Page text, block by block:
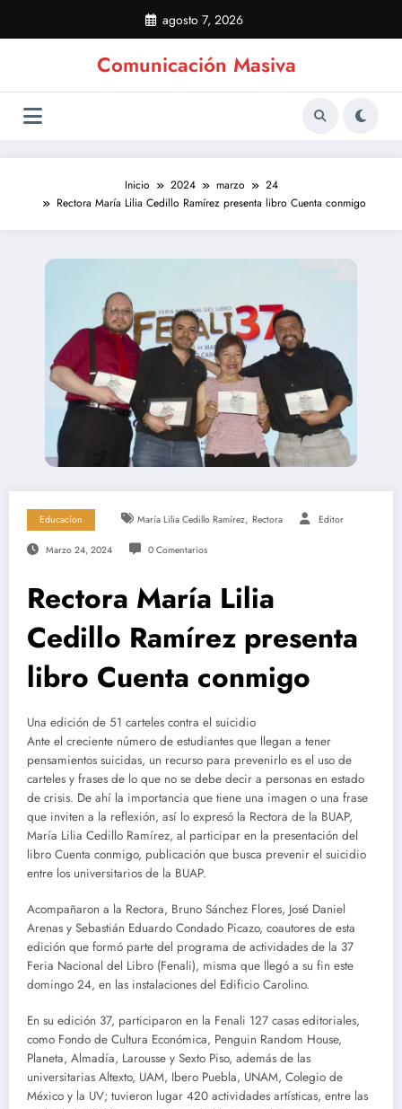
contenido
agosto 7, 2026
Comunicación Masiva
Inicio 2024 marzo
24
Rectora María Lilia Cedillo Ramírez presenta libro Cuenta conmigo
Educacíon María Lilia Cedillo Ramírez, Rectora Editor
Marzo 24, 2024 0 Comentarios
Rectora María Lilia
Cedillo Ramírez presenta
libro Cuenta conmigo
Una edición de 51 carteles contra el suicidio
Ante el creciente número de estudiantes que llegan a tener
pensamientos suicidas, un recurso para prevenirlo es el uso de
carteles y frases de lo que no se debe decir a personas en estado
de crisis. De ahí la importancia que tiene una imagen o una frase
que inviten a la reflexión, así lo expresó la Rectora de la BUAP,
María Lilia Cedillo Ramírez, al participar en la presentación del
libro Cuenta conmigo, publicación que busca prevenir el suicidio
entre los universitarios de la BUAP.
Acompañaron a la Rectora, Bruno Sánchez Flores, José Daniel
Arenas y Sebastián Eduardo Condado Picazo, coautores de esta
edición que formó parte del programa de actividades de la 37
Feria Nacional del Libro (Fenali), misma que llegó a su fin este
domingo 24, en las instalaciones del Edificio Carolino.
En su edición 37, participaron en la Fenali 127 casas editoriales,
como Fondo de Cultura Económica, Penguin Random House,
Planeta, Almadía, Larousse y Sexto Piso, además de las
universitarias Altexto, UAM, Ibero Puebla, UNAM, Colegio de
México y la UV; tuvieron lugar 420 actividades artísticas, entre las